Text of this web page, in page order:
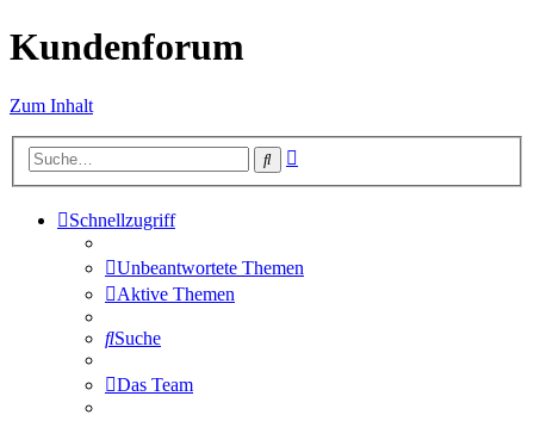
Kundenforum
Zum Inhalt
Suche
Schnellzugriff
Unbeantwortete Themen
Aktive Themen
Suche
Das Team